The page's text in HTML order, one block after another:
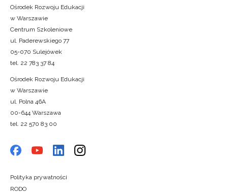
Ośrodek Rozwoju Edukacji
w Warszawie
Centrum Szkoleniowe
ul. Paderewskiego 77
05-070 Sulejówek
tel. 22 783 37 84
Ośrodek Rozwoju Edukacji
w Warszawie
ul. Polna 46A
00-644 Warszawa
tel. 22 570 83 00
Polityka prywatności
RODO